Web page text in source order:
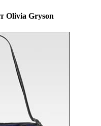
Olivia Gryson